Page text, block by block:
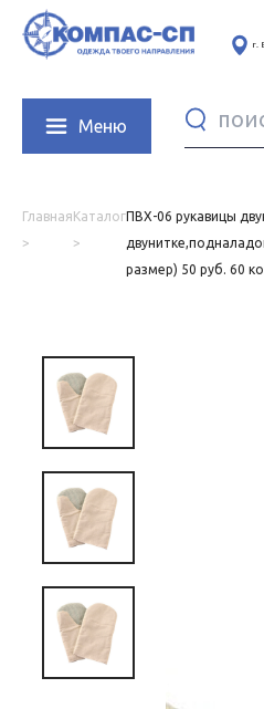
г.
Меню
Главная
>
Каталог
>
ПВХ-06 рукавицы
размер) 50 руб. 60